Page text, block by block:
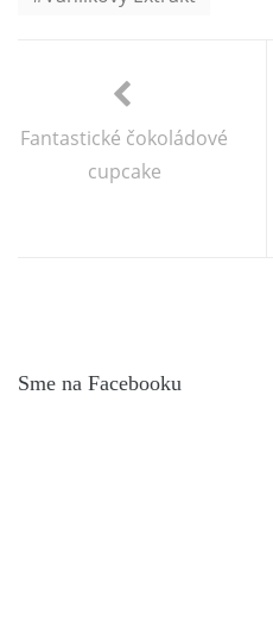
Fantastické čokoládové
cupcake
Sme na Facebooku